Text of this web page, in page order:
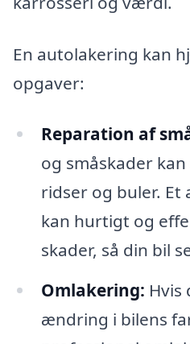
En autolakering kan
opgaver:
Reparation af
og småskader
ridser og buler.
kan hurtigt og
skader, så din bil
Omlakering: Hvis
ændring i bilens